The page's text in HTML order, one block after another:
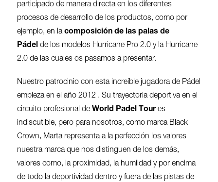
participado de manera directa en los diferentes
procesos de desarrollo de los productos, como por
ejemplo, en lacomposición de las palas de
Pádel de los modelos Hurricane Pro 2.0 y la Hurricane
2.0 de las cuales os pasamos a presentar.
Nuestro patrocinio con esta increíble jugadora de Pádel
empieza en el año 2012 . Su trayectoria deportiva en el
circuito profesional de World Padel Toures
indiscutible, pero para nosotros, como marca Black
Crown, Marta representa a la perfección los valores
nuestra marca que nos distinguen de los demás,
valores como, la proximidad, la humildad y por encima
de todo la deportividad dentro y fuera de las pistas de